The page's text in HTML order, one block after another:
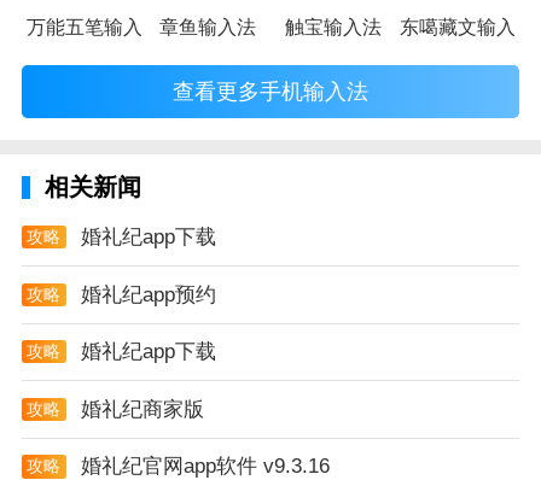
的婚礼吗，想要穿最美的婚纱吗，那就赶紧来下载婚礼
万能五笔输入法章鱼输入法 触宝输入法 东噶藏文输入法
查看更多手机输入法
相关新闻
攻略 婚礼纪app下载
攻略 婚礼纪app预约
攻略 婚礼纪app下载
攻略 婚礼纪商家版
攻略 婚礼纪官网app软件 v9.3.16